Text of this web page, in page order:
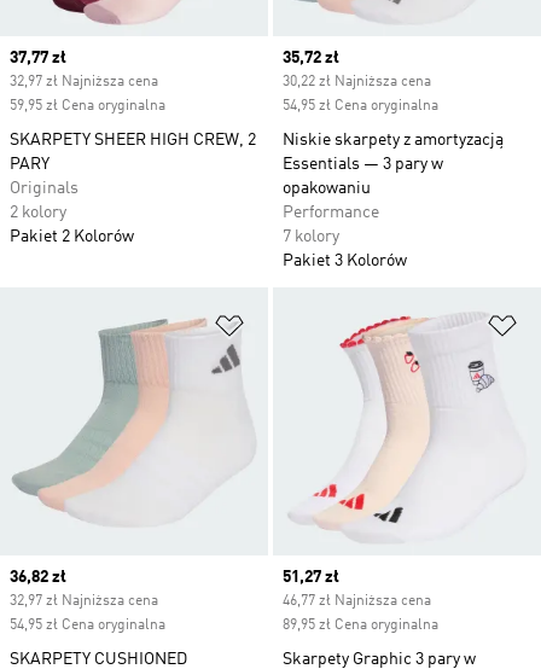
Current price
37,77 zł
32,97 zł Najniższa cena
59,95 zł Cena oryginalna
SKARPETY SHEER HIGH CREW, 2
PARY
Originals
2 kolory
Pakiet 2 Kolorów
Current price
35,72 zł
30,22 zł Najniższa cena
54,95 zł Cena oryginalna
Niskie skarpety z amortyzacją
Essentials — 3 pary w
opakowaniu
Performance
7 kolory
Pakiet 3 Kolorów
Dodaj do listy życzeń
Current price
36,82 zł
32,97 zł Najniższa cena
54,95 zł Cena oryginalna
SKARPETY CUSHIONED
Current price
51,27 zł
46,77 zł Najniższa cena
89,95 zł Cena oryginalna
Skarpety Graphic 3 pary w